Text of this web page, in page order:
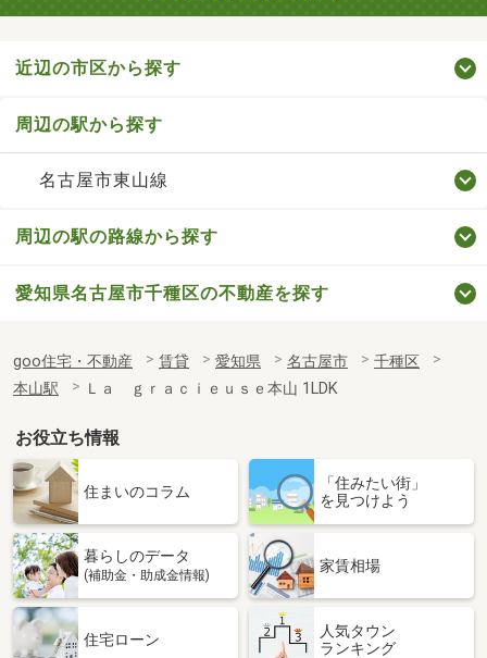
近辺の市区から探す
周辺の駅から探す
名古屋市東山線
周辺の駅の路線から探す
愛知県名古屋市千種区の不動産を探す
goo住宅・不動産 賃貸 愛知県 名古屋市
千種区
本山駅
Ｌａ ｇｒａｃｉｅｕｓｅ本山 1LDK
お役立ち情報
住まいのコラム
「住みたい街」
を見つけよう
暮らしのデータ
(補助金・助成金情報)
家賃相場
住宅ローン
人気タウン
ランキング